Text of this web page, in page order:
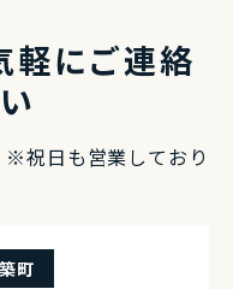
軽にご連絡
祝⽇も営業しており
町